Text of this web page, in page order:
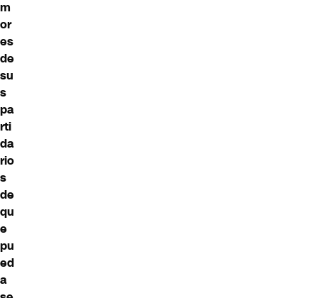
m
or
es
de
su
s
pa
rti
da
rio
s
de
qu
e
pu
ed
a